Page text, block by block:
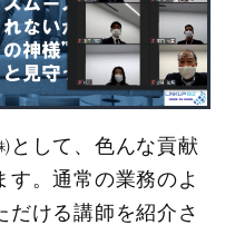
として、色んな貢献
す。通常の業務のよ
だける講師を紹介さ